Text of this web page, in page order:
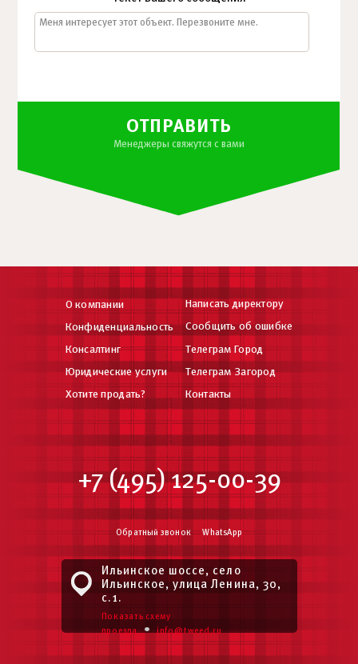
ОТПРАВИТЬ
Менеджеры свяжутся с вами
О компании
Конфиденциальность
Консалтинг
Юридические услуги
Хотите продать?
Написать директору
Сообщить об ошибке
Телеграм Город
Телеграм Загород
Контакты
+7 (495) 125-00-39
Обратный звонок WhatsApp
Ильинское шоссе, село
Ильинское, улица Ленина, 30,
с.1.
Показать схему
проезда•info@tweed.ru